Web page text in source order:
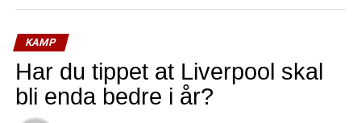
KAMP
Har du tippet at Liverpool skal
bli enda bedre i år?